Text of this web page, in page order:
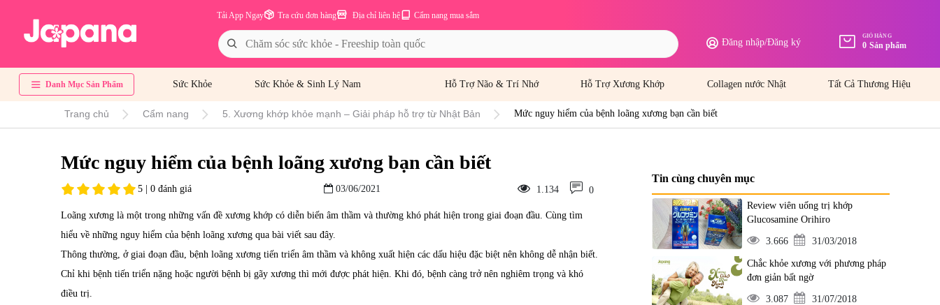
Cẩm nang mua sắm
Địa chỉ liên hệ
Tra cứu đơn hàng
Tải App Ngay
Đăng nhập/Đăng ký
GIỎ HÀNG
0 Sản phẩm
Danh Mục Sản Phẩm Sức Khỏe Sức Khỏe & Sinh Lý Nam Hỗ Trợ Não & Trí Nhớ Hỗ Trợ Xương Khớp Collagen nước Nhật Tất Cả Thương Hiệu
Trang chủ Cẩm nang 5. Xương khớp khỏe mạnh – Giải pháp hỗ trợ từ Nhật Bản Mức nguy hiểm của bệnh loãng xương bạn cần biết
Mức nguy hiểm của bệnh loãng xương bạn cần biết
5 | 0 đánh giá 03/06/2021 1.134 0
Loãng xương là một trong những vấn đề xương khớp có diễn biến âm thầm và thường khó phát hiện trong giai đoạn đầu. Cùng tìm
hiểu về những nguy hiểm của bệnh loãng xương qua bài viết sau đây.
Thông thường, ở giai đoạn đầu, bệnh loãng xương tiến triển âm thầm và không xuất hiện các dấu hiệu đặc biệt nên không dễ nhận biết.
Chỉ khi bệnh tiến triển nặng hoặc người bệnh bị gãy xương thì mới được phát hiện. Khi đó, bệnh càng trở nên nghiêm trọng và khó
điều trị.
Tin cùng chuyên mục
Review viên uống trị khớp
Glucosamine Orihiro
3.666 31/03/2018
Chắc khỏe xương với phương pháp
đơn giản bất ngờ
3.087 31/07/2018